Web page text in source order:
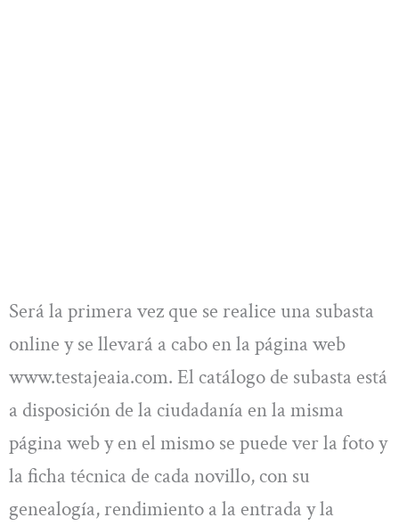
Será la primera vez que se realice una subasta
online y se llevará a cabo en la página web
www.testajeaia.com. El catálogo de subasta está
a disposición de la ciudadanía en la misma
página web y en el mismo se puede ver la foto y
la ficha técnica de cada novillo, con su
genealogía, rendimiento a la entrada y la